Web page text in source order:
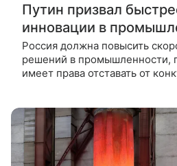
Путин призвал
инновации в
Россия должна повысить
решений в промышленности,
имеет права отставать от